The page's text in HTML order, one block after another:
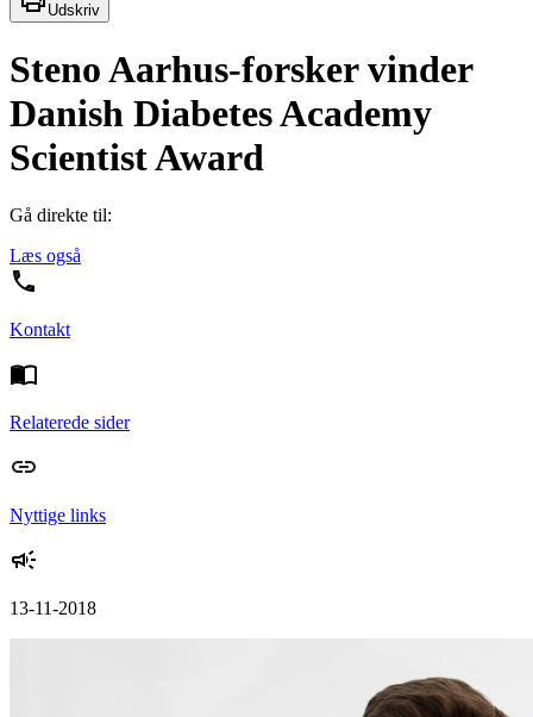
Udskriv
Steno Aarhus-forsker vinder
Danish Diabetes Academy
Scientist Award
Gå direkte til:
Læs også
Kontakt
Relaterede sider
Nyttige links
13-11-2018